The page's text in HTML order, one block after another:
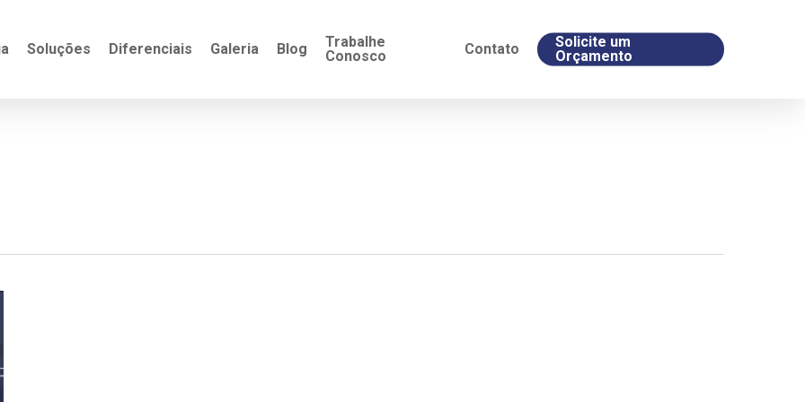
Soluções Diferenciais Galeria Blog
Trabalhe
Conosco
Contato
Solicite um
Orçamento